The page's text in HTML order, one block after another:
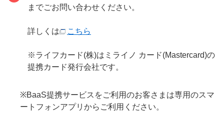
までごお問い合わせください。
詳しくは こちら
※ライフカード(株)はミライノ カード(Mastercard)の
提携カード発行会社です。
※BaaS提携サービスをご利用のお客さまは専用のスマ
ートフォンアプリからご利用ください。